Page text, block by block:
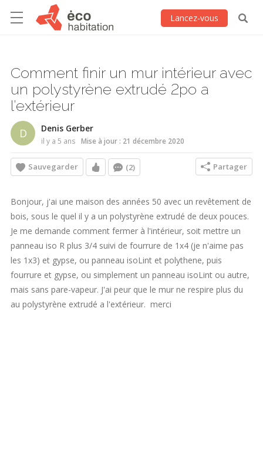
Lancez-vous
Comment finir un mur intérieur avec
un polystyrène extrudé 2po a
l’extérieur
D Denis Gerber
il y a 5 ans Mise à jour : 21 décembre 2020
Sauvegarder (2) Partager
Bonjour, j'ai une maison des années 50 avec un revêtement de
bois, sous le quel il y a un polystyrène extrudé de deux pouces.
Je me demande comment fermer à l'intérieur, soit mettre un
panneau iso R plus 3/4 suivi de fourrure de 1x4 (je n'aime pas
les 1x3) et gypse, ou panneau isoLint et polythene, puis
fourrure et gypse, ou simplement un panneau isoLint ou autre,
mais sans pare-vapeur. J'ai peur que le mur ne respire plus du
au polystyrène extrudé a l'extérieur. merci